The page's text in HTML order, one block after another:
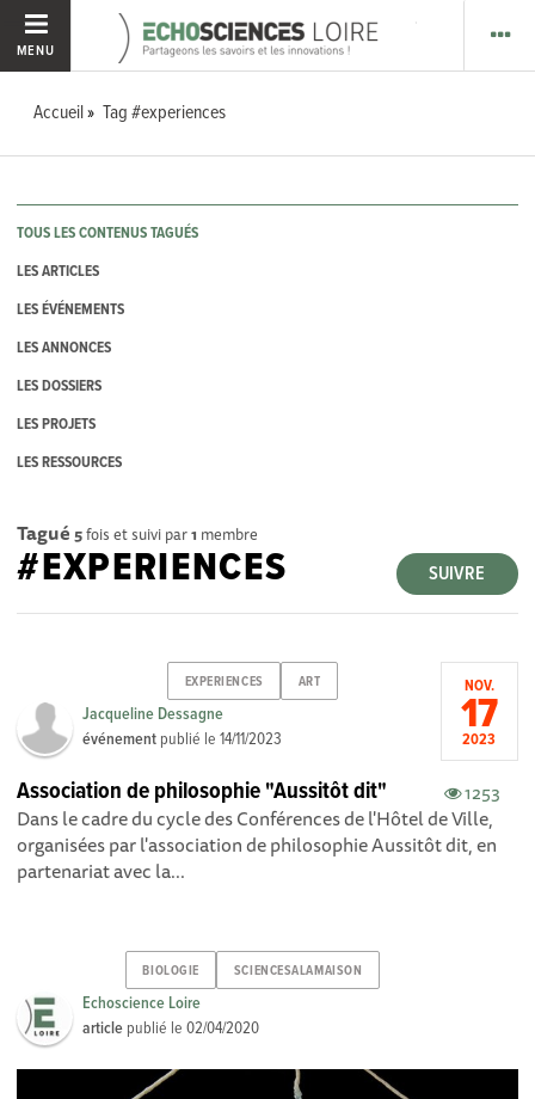
MENU
Accueil Tag #experiences
TOUS LES CONTENUS TAGUÉS
LES ARTICLES
LES ÉVÉNEMENTS
LES ANNONCES
LES DOSSIERS
LES PROJETS
LES RESSOURCES
Tagué 5fois et suivi par1 membre
SUIVRE
#EXPERIENCES
EXPERIENCES ART
Jacqueline Dessagne
événement publié le14/11/2023
NOV.
17
2023
1253
Association de philosophie "Aussitôt dit"
Dans le cadre du cycle des Conférences de l'Hôtel de Ville,
organisées par l'association de philosophie Aussitôt dit, en
partenariat avec la...
BIOLOGIE SCIENCESALAMAISON
Echoscience Loire
article publié le02/04/2020